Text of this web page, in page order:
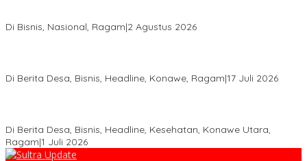
Di Bisnis, Nasional, Ragam|2 Agustus 2026
Di Berita Desa, Bisnis, Headline, Konawe, Ragam|17 Juli 2026
Di Berita Desa, Bisnis, Headline, Kesehatan, Konawe Utara,
Ragam|1 Juli 2026